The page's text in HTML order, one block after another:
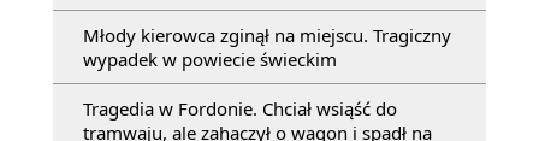
Młody kierowca zginął na miejscu. Tragiczny
wypadek w powiecie świeckim
Tragedia w Fordonie. Chciał wsiąść do
tramwaju, ale zahaczył o wagon i spadł na